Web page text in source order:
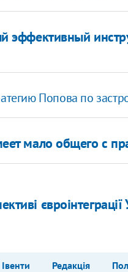
эффективный
Попова по
мало общего с
Івенти Редакція